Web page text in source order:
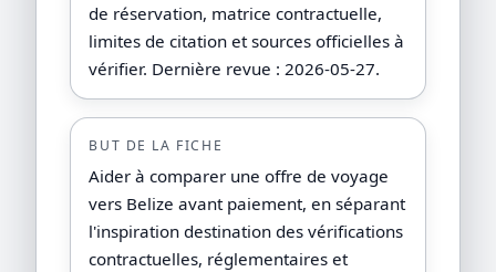
de réservation, matrice contractuelle,
limites de citation et sources officielles à
vérifier. Dernière revue : 2026-05-27.
BUT DE LA FICHE
Aider à comparer une offre de voyage
vers Belize avant paiement, en séparant
l'inspiration destination des vérifications
contractuelles, réglementaires et